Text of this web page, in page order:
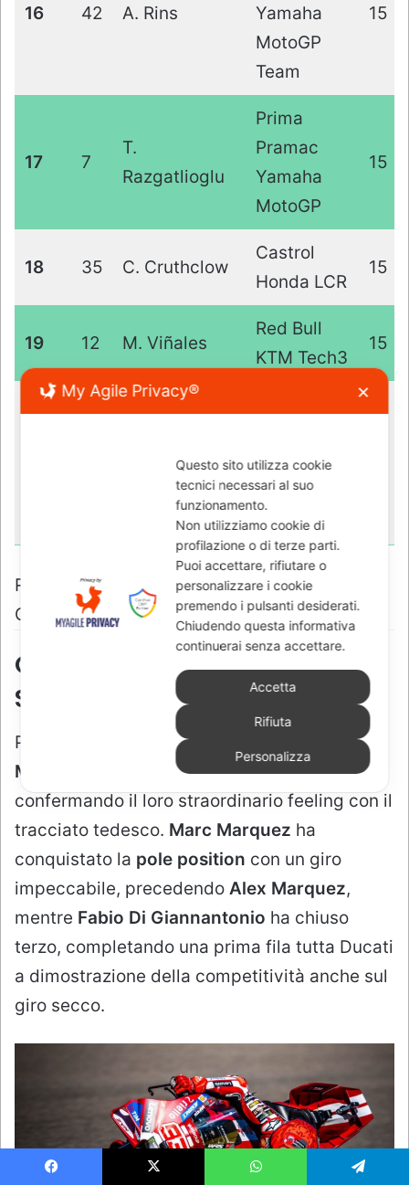
My Agile Privacy® ✕
Questo sito utilizza cookie
tecnici necessari al suo
funzionamento.
Non utilizziamo cookie di
profilazione o di terze parti.
Puoi accettare, rifiutare o
personalizzare i cookie
premendo i pulsanti desiderati.
Chiudendo questa informativa
continuerai senza accettare.
Accetta
Rifiuta
Personalizza